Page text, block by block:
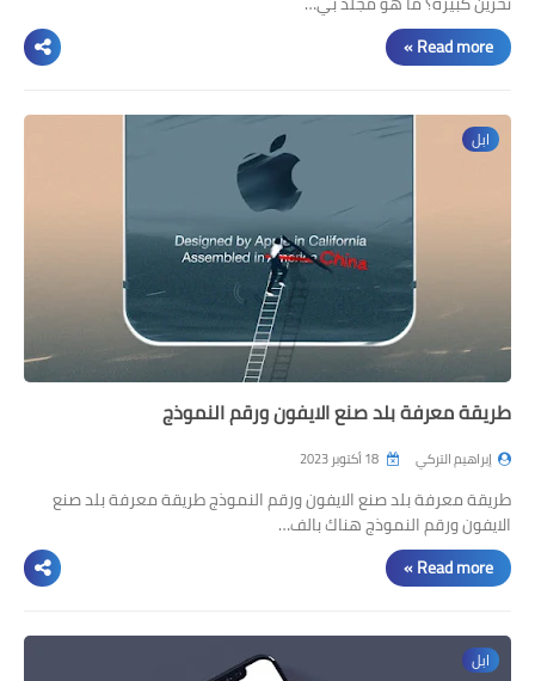
Read more »
ابل
طريقة معرفة بلد صنع الايفون ورقم النموذج
إبراهيم التركي
طريقة معرفة بلد صنع الايفون ورقم النموذج طريقة معرفة بلد صنع
الايفون ورقم النموذج هناك بالف…
Read more »
ابل